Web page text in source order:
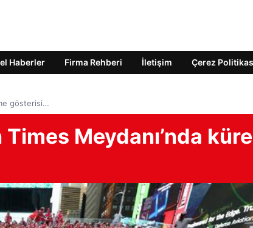
Haberler Firma Rehberi İletişim Çerez
gösterisi…
Meydanı’nda